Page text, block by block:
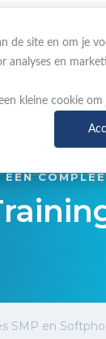
de site en om je
en
kleine cookie
EEN
SMP en